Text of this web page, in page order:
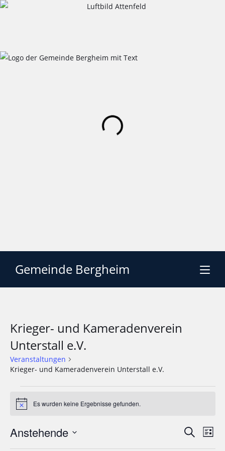
Gemeinde Bergheim
Krieger- und Kameradenverein
Unterstall e.V.
Veranstaltungen
Krieger- und Kameradenverein Unterstall e.V.
H
w
e
i
Es wurden keine Ergebnisse gefunden.
V
e
S
V
L
i
Anstehende
D